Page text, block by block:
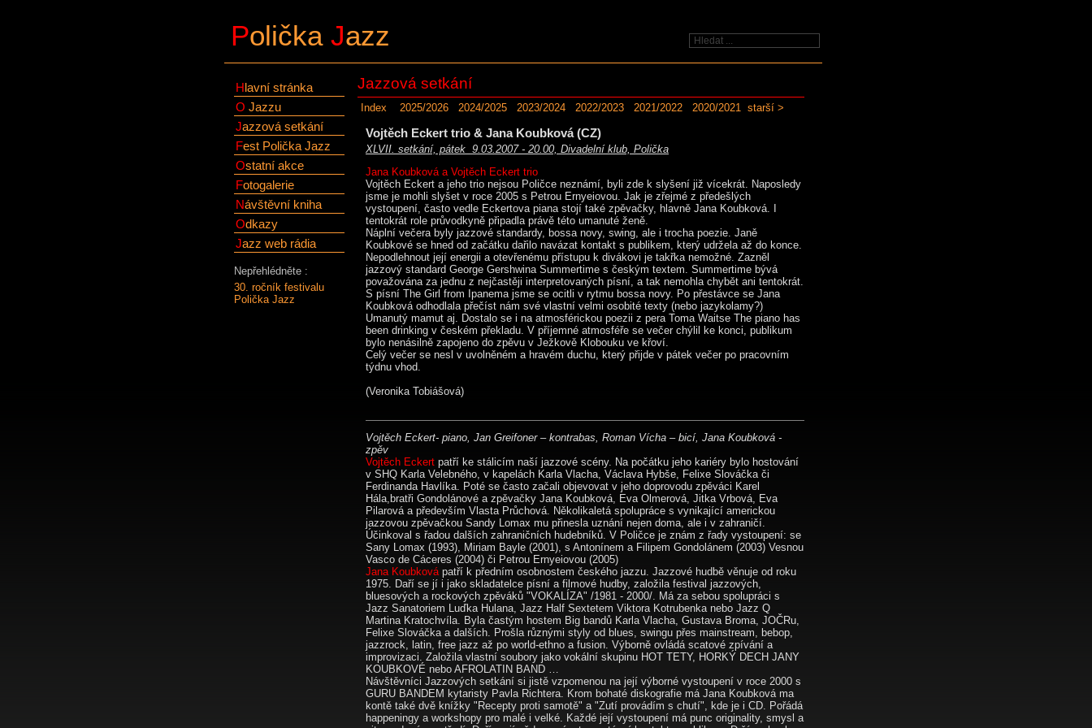
Polička Jazz
Hlavní stránka
O Jazzu
Jazzová setkání
Fest Polička Jazz
Ostatní akce
Fotogalerie
Návštěvní kniha
Odkazy
Jazz web rádia
Nepřehlédněte :
30. ročník festivalu
Polička Jazz
Jazzová setkání
Index 2025/2026 2024/2025 2023/2024 2022/2023 2021/2022 2020/2021 starší >
Vojtěch Eckert trio & Jana Koubková (CZ)
XLVII. setkání, pátek 9.03.2007 - 20.00, Divadelní klub, Polička
Jana Koubková a Vojtěch Eckert trio
Vojtěch Eckert a jeho trio nejsou Poličce neznámí, byli zde k slyšení již vícekrát. Naposledy
jsme je mohli slyšet v roce 2005 s Petrou Ernyeiovou. Jak je zřejmé z předešlých
vystoupení, často vedle Eckertova piana stojí také zpěvačky, hlavně Jana Koubková. I
tentokrát role průvodkyně připadla právě této umanuté ženě.
Náplní večera byly jazzové standardy, bossa novy, swing, ale i trocha poezie. Janě
Koubkové se hned od začátku dařilo navázat kontakt s publikem, který udržela až do konce.
Nepodlehnout její energii a otevřenému přístupu k divákovi je takřka nemožné. Zazněl
jazzový standard George Gershwina Summertime s českým textem. Summertime bývá
považována za jednu z nejčastěji interpretovaných písní, a tak nemohla chybět ani tentokrát.
S písní The Girl from Ipanema jsme se ocitli v rytmu bossa novy. Po přestávce se Jana
Koubková odhodlala přečíst nám své vlastní velmi osobité texty (nebo jazykolamy?)
Umanutý mamut aj. Dostalo se i na atmosférickou poezii z pera Toma Waitse The piano has
been drinking v českém překladu. V příjemné atmosféře se večer chýlil ke konci, publikum
bylo nenásilně zapojeno do zpěvu v Ježkově Klobouku ve křoví.
Celý večer se nesl v uvolněném a hravém duchu, který přijde v pátek večer po pracovním
týdnu vhod.
(Veronika Tobiášová)
Vojtěch Eckert- piano, Jan Greifoner – kontrabas, Roman Vícha – bicí, Jana Koubková -
zpěv
Vojtěch Eckert patří ke stálicím naší jazzové scény. Na počátku jeho kariéry bylo hostování
v SHQ Karla Velebného, v kapelách Karla Vlacha, Václava Hybše, Felixe Slováčka či
Ferdinanda Havlíka. Poté se často začali objevovat v jeho doprovodu zpěváci Karel
Hála,bratři Gondolánové a zpěvačky Jana Koubková, Eva Olmerová, Jitka Vrbová, Eva
Pilarová a především Vlasta Průchová. Několikaletá spolupráce s vynikající americkou
jazzovou zpěvačkou Sandy Lomax mu přinesla uznání nejen doma, ale i v zahraničí.
Účinkoval s řadou dalších zahraničních hudebníků. V Poličce je znám z řady vystoupení: se
Sany Lomax (1993), Miriam Bayle (2001), s Antonínem a Filipem Gondolánem (2003) Vesnou
Vasco de Cáceres (2004) či Petrou Ernyeiovou (2005)
Jana Koubkovápatří k předním osobnostem českého jazzu. Jazzové hudbě věnuje od roku
1975. Daří se jí i jako skladatelce písní a filmové hudby, založila festival jazzových,
bluesových a rockových zpěváků "VOKALÍZA" /1981 - 2000/. Má za sebou spolupráci s
Jazz Sanatoriem Luďka Hulana, Jazz Half Sextetem Viktora Kotrubenka nebo Jazz Q
Martina Kratochvíla. Byla častým hostem Big bandů Karla Vlacha, Gustava Broma, JOČRu,
Felixe Slováčka a dalších. Prošla různými styly od blues, swingu přes mainstream, bebop,
jazzrock, latin, free jazz až po world-ethno a fusion. Výborně ovládá scatové zpívání a
improvizaci. Založila vlastní soubory jako vokální skupinu HOT TETY, HORKÝ DECH JANY
KOUBKOVÉ nebo AFROLATIN BAND …
Návštěvníci Jazzových setkání si jistě vzpomenou na její výborné vystoupení v roce 2000 s
GURU BANDEM kytaristy Pavla Richtera. Krom bohaté diskografie má Jana Koubková ma
kontě také dvě knížky "Recepty proti samotě" a "Zutí provádím s chutí", kde je i CD. Pořádá
happeningy a workshopy pro malé i velké. Každé její vystoupení má punc originality, smysl a